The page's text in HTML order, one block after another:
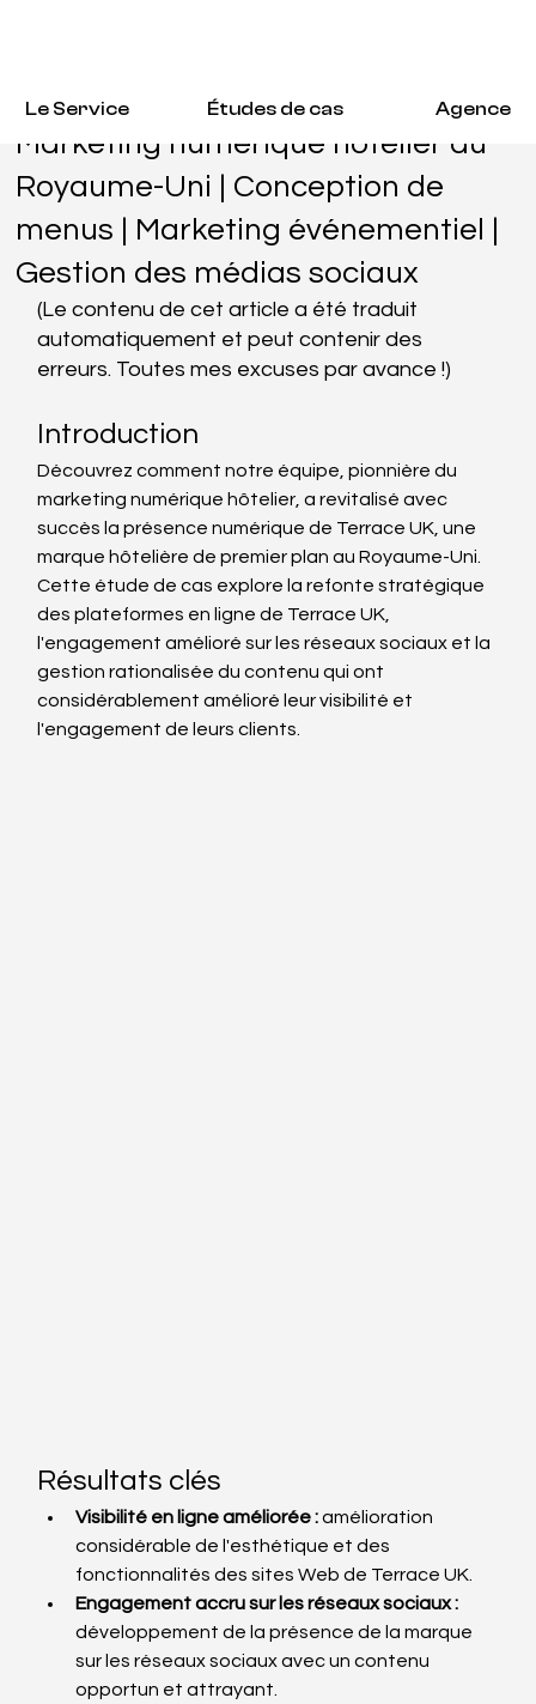
Le Service Études de cas Agence
Marketing numérique hôtelier au
Royaume-Uni | Conception de
menus | Marketing événementiel |
Gestion des médias sociaux
Manan Mehta 18 juin 2024 3 min de lecture
(Le contenu de cet article a été traduit
automatiquement et peut contenir des
erreurs. Toutes mes excuses par avance !)
Introduction
Découvrez comment notre équipe, pionnière du
marketing numérique hôtelier, a revitalisé avec
succès la présence numérique de Terrace UK, une
marque hôtelière de premier plan au Royaume-Uni.
Cette étude de cas explore la refonte stratégique
des plateformes en ligne de Terrace UK,
l'engagement amélioré sur les réseaux sociaux et la
gestion rationalisée du contenu qui ont
considérablement amélioré leur visibilité et
l'engagement de leurs clients.
Résultats clés
Visibilité en ligne améliorée : amélioration
considérable de l'esthétique et des
fonctionnalités des sites Web de Terrace UK.
Engagement accru sur les réseaux sociaux :
développement de la présence de la marque
sur les réseaux sociaux avec un contenu
opportun et attrayant.